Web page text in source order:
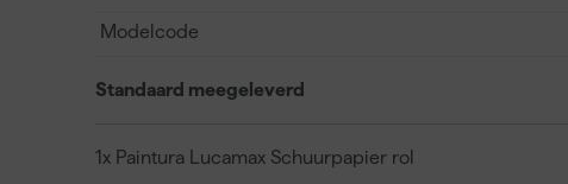
Modelcode
Standaard meegeleverd
1x Paintura Lucamax Schuurpapier rol